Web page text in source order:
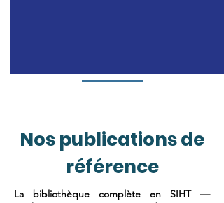
Nos publications de
référence
La bibliothèque complète en SIHT —